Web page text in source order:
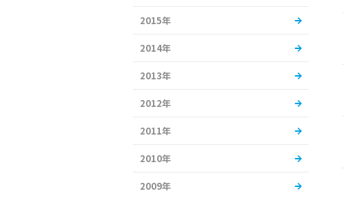
2015年
2014年
2013年
2012年
2011年
2010年
2009年